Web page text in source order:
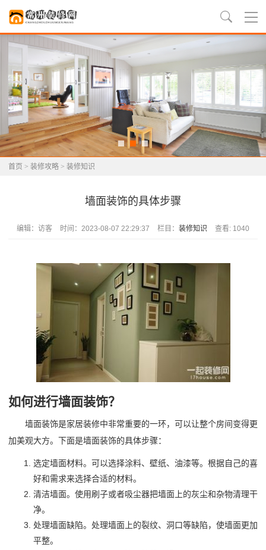
首页 > 装修攻略 > 装修知识
墙面装饰的具体步骤
编辑：访客 时间：2023-08-07 22:29:37 栏目： 装修知识 查看: 1040
如何进行墙面装饰？
墙面装饰是家居装修中非常重要的一环，可以让整个房间变得更
加美观大方。下面是墙面装饰的具体步骤：
选定墙面材料。可以选择涂料、壁纸、油漆等。根据自己的喜
好和需求来选择合适的材料。
清洁墙面。使用刷子或者吸尘器把墙面上的灰尘和杂物清理干
净。
处理墙面缺陷。处理墙面上的裂纹、洞口等缺陷，使墙面更加
平整。